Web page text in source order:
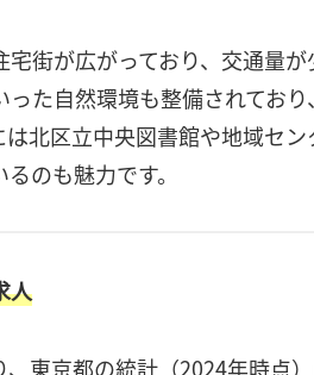
街が広がっており、交通量
た自然環境も整備されてお
北区立中央図書館や地域セ
のも魅力です。
人
東京都の統計（2024年時点